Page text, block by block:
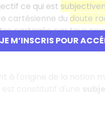
JE M’INSCRIS POUR
ce qui est
cartésienne du doute
partagée par tous